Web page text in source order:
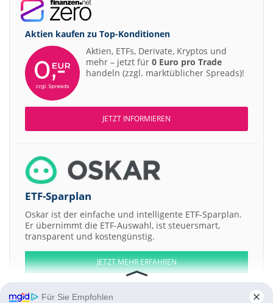
Aktien kaufen zu Top-Konditionen
Aktien, ETFs, Derivate, Kryptos und
mehr – jetzt für 0 Euro pro Trade
handeln (zzgl. marktüblicher Spreads)!
JETZT INFORMIEREN
ETF-Sparplan
Oskar ist der einfache und intelligente ETF-Sparplan.
Er übernimmt die ETF-Auswahl, ist steuersmart,
transparent und kostengünstig.
JETZT MEHR ERFAHREN
Für Sie Empfohlen